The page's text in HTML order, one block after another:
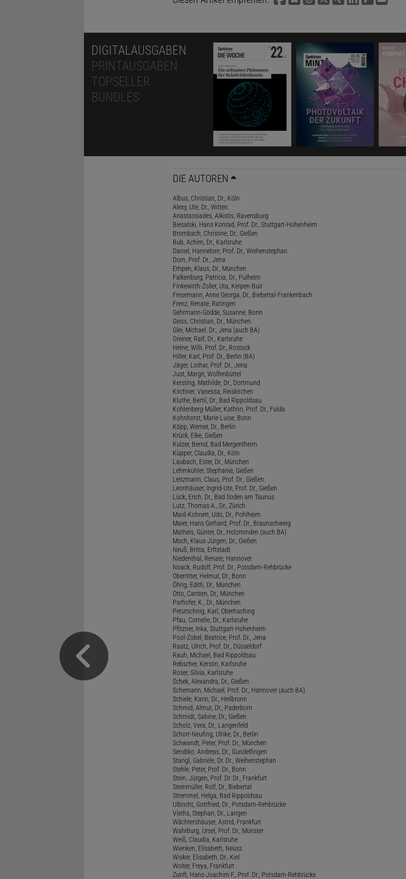
DIGITALAUSGABEN
PRINTAUSGABEN
TOPSELLER
BUNDLES
DIE AUTOREN
Albus, Christian, Dr., Köln
Alexy, Ute, Dr., Witten
Anastassiades, Alkistis, Ravensburg
Biesalski, Hans Konrad, Prof. Dr., Stuttgart-Hohenheim
Brombach, Christine, Dr., Gießen
Bub, Achim, Dr., Karlsruhe
Daniel, Hannelore, Prof. Dr., Weihenstephan
Dorn, Prof. Dr., Jena
Empen, Klaus, Dr., München
Falkenburg, Patricia, Dr., Pulheim
Finkewirth-Zoller, Uta, Kerpen-Buir
Fresemann, Anne Georga, Dr., Biebertal-Frankenbach
Frenz, Renate, Ratingen
Gehrmann-Gödde, Susanne, Bonn
Geiss, Christian, Dr., München
Glei, Michael, Dr., Jena (auch BA)
Greiner, Ralf, Dr., Karlsruhe
Heine, Willi, Prof. Dr., Rostock
Hiller, Karl, Prof. Dr., Berlin (BA)
Jäger, Lothar, Prof. Dr., Jena
Just, Margit, Wolfenbüttel
Kersting, Mathilde, Dr., Dortmund
Kirchner, Vanessa, Reiskirchen
Kluthe, Bertil, Dr., Bad Rippoldsau
Kohlenberg-Müller, Kathrin, Prof. Dr., Fulda
Kohnhorst, Marie-Luise, Bonn
Köpp, Werner, Dr., Berlin
Krück, Elke, Gießen
Kulzer, Bernd, Bad Mergentheim
Küpper, Claudia, Dr., Köln
Laubach, Ester, Dr., München
Lehmkühler, Stephanie, Gießen
Leitzmann, Claus, Prof. Dr., Gießen
Leonhäuser, Ingrid-Ute, Prof. Dr., Gießen
Lück, Erich, Dr., Bad Soden am Taunus
Lutz, Thomas A., Dr., Zürich
Maid-Kohnert, Udo, Dr., Pohlheim
Maier, Hans Gerhard, Prof. Dr., Braunschweig
Matheis, Günter, Dr., Holzminden (auch BA)
Moch, Klaus-Jürgen, Dr., Gießen
Neuß, Britta, Erftstadt
Niedenthal, Renate, Hannover
Noack, Rudolf, Prof. Dr., Potsdam-Rehbrücke
Oberritter, Helmut, Dr., Bonn
Öhrig, Edith, Dr., München
Otto, Carsten, Dr., München
Parhofer, K., Dr., München
Petutschnig, Karl, Oberhaching
Pfau, Cornelie, Dr., Karlsruhe
Pfitzner, Inka, Stuttgart-Hohenheim
Pool-Zobel, Beatrice, Prof. Dr., Jena
Raatz, Ulrich, Prof. Dr., Düsseldorf
Rauh, Michael, Bad Rippoldsau
Rebscher, Kerstin, Karlsruhe
Roser, Silvia, Karlsruhe
Schek, Alexandra, Dr., Gießen
Schemann, Michael, Prof. Dr., Hannover (auch BA)
Schiele, Karin, Dr., Heilbronn
Schmid, Almut, Dr., Paderborn
Schmidt, Sabine, Dr., Gießen
Scholz, Vera, Dr., Langenfeld
Schorr-Neufing, Ulrike, Dr., Berlin
Schwandt, Peter, Prof. Dr., München
Sendtko, Andreas, Dr., Gundelfingen
Stangl, Gabriele, Dr. Dr., Weihenstephan
Stehle, Peter, Prof. Dr., Bonn
Stein, Jürgen, Prof. Dr. Dr., Frankfurt
Steinmüller, Rolf, Dr., Biebertal
Stremmel, Helga, Bad Rippoldsau
Ulbricht, Gottfried, Dr., Potsdam-Rehbrücke
Vieths, Stephan, Dr., Langen
Wächtershäuser, Astrid, Frankfurt
Wahrburg, Ursel, Prof. Dr., Münster
Weiß, Claudia, Karlsruhe
Wienken, Elisabeth, Neuss
Wisker, Elisabeth, Dr., Kiel
Wolter, Freya, Frankfurt
Zunft, Hans-Joachim F., Prof. Dr., Potsdam-Rehbrücke